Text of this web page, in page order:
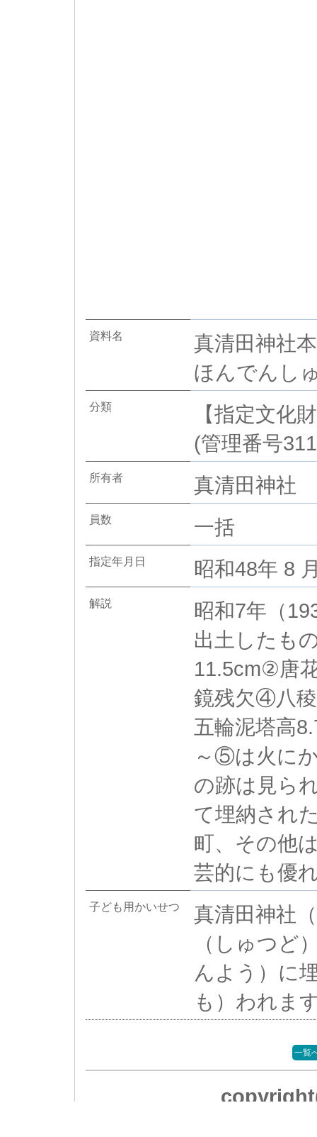
資料名
真清田神社
ほんでんし
分類
【指定文化
(管理番号
所有者 真清田神社
員数 一括
指定年月日 昭和48年 8
解説
昭和7年（
出土したも
11.5cm②唐
鏡残欠④八
五輪泥塔高
～⑤は火に
の跡は見ら
て埋納され
町、その他
芸的にも優
子ども用かいせつ
真清田神社
（しゅつど
んよう）に
も）われま
一覧